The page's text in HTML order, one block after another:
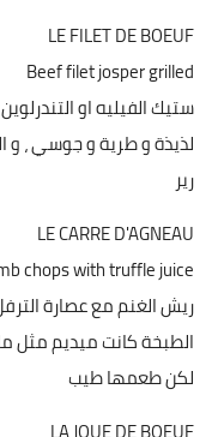
LE FILET DE BOEUF
Beef filet josper grilled
ستيك الفيليه او
لذيذة و طرية و جوسي ،
رير
LE CARRE D'AGNEAU
chops with truffle juice
ريش الغنم مع عصارة
الطبخة كانت ميديم مثل
لكن طعمها طيب